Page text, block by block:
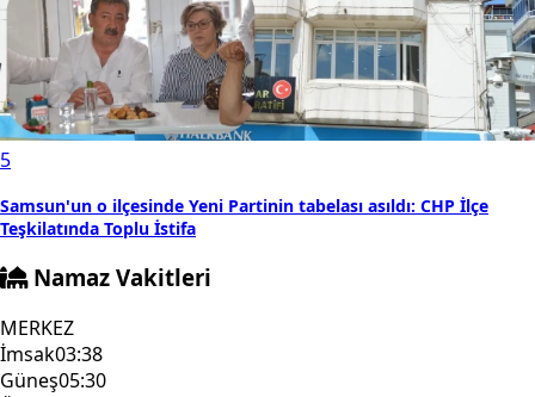
5
Samsun'un o ilçesinde Yeni Partinin tabelası asıldı: CHP İlçe
Teşkilatında Toplu İstifa
Namaz Vakitleri
MERKEZ
İmsak03:38
Güneş05:30